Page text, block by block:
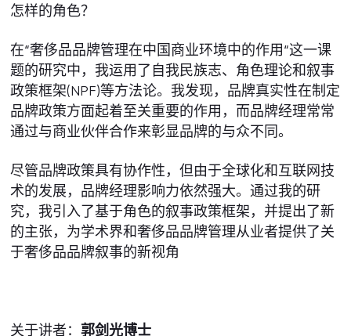
怎样的角色？
在“奢侈品品牌管理在中国商业环境中的作用“这一课
题的研究中，我运用了自我民族志、角色理论和叙事
政策框架(NPF)等方法论。我发现，品牌真实性在制定
品牌政策方面起着至关重要的作用，而品牌经理常常
通过与商业伙伴合作来彰显品牌的与众不同。
尽管品牌政策具有协作性，但由于全球化和互联网技
术的发展，品牌经理影响力依然强大。通过我的研
究，我引入了基于角色的叙事政策框架，并提出了新
的主张，为学术界和奢侈品品牌管理从业者提供了关
于奢侈品品牌叙事的新视角
关于讲者：郭剑光博士